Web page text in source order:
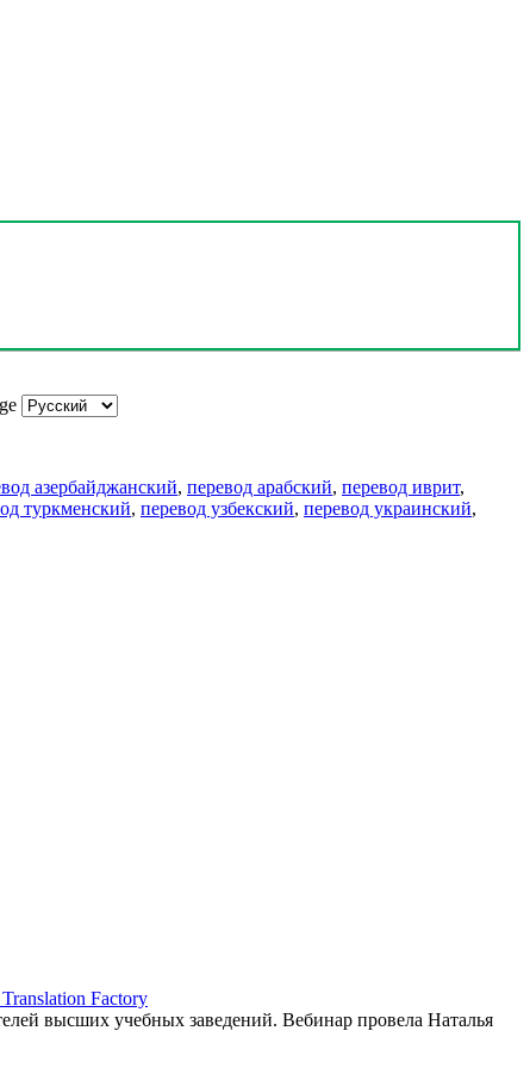
азербайджанский, перевод арабский, перевод иврит,
туркменский, перевод узбекский, перевод украинский,
Factory
высших учебных заведений. Вебинар провела Наталья